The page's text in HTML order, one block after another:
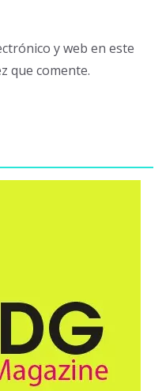
y web en este
que comente.